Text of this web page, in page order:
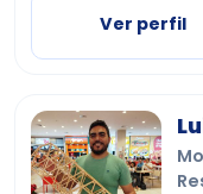
Ver perfil